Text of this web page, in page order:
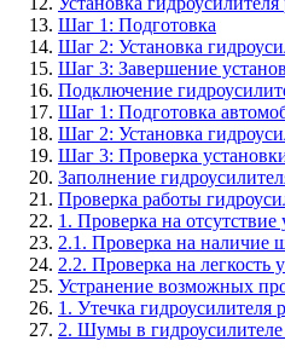
Шаг 1: Подготовка
Шаг 2: Установка
Шаг 3: Завершение
Подключение
Шаг 1: Подготовка
Шаг 2: Установка
Шаг 3: Проверка
Заполнение
Проверка работы
1. Проверка на отсутствие
2.1. Проверка на наличие
2.2. Проверка на легкость
Устранение возможных
1. Утечка гидроусилителя
2. Шумы в гидроусилителе